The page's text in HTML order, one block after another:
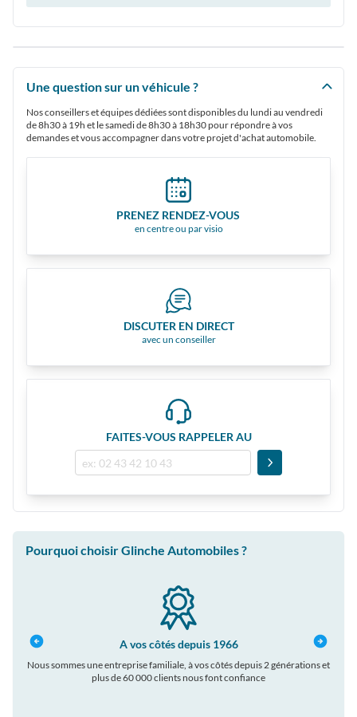
Une question sur un véhicule ?
Nos conseillers et équipes dédiées sont disponibles du lundi au vendredi
de 8h30 à 19h et le samedi de 8h30 à 18h30 pour répondre à vos
demandes et vous accompagner dans votre projet d'achat automobile.
PRENEZ RENDEZ-VOUS
en centre ou par visio
DISCUTER EN DIRECT
avec un conseiller
FAITES-VOUS RAPPELER AU
Pourquoi choisir Glinche Automobiles ?
A vos côtés depuis 1966
Nous sommes une entreprise familiale, à vos côtés depuis 2 générations et
plus de 60 000 clients nous font confiance